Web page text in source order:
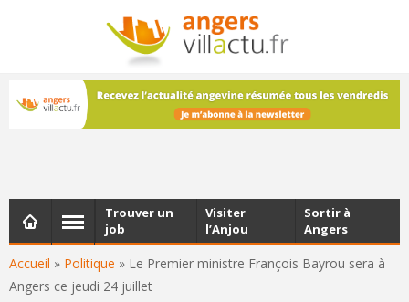
NEWSLETTER
Les dernières actualités d'Angers, chaque vendredi dans
votre boîte e-mail
Accueil » Politique » Le Premier ministre François Bayrou sera à
Angers ce jeudi 24 juillet
Trouver un
job
Visiter
l’Anjou
Sortir à
Angers